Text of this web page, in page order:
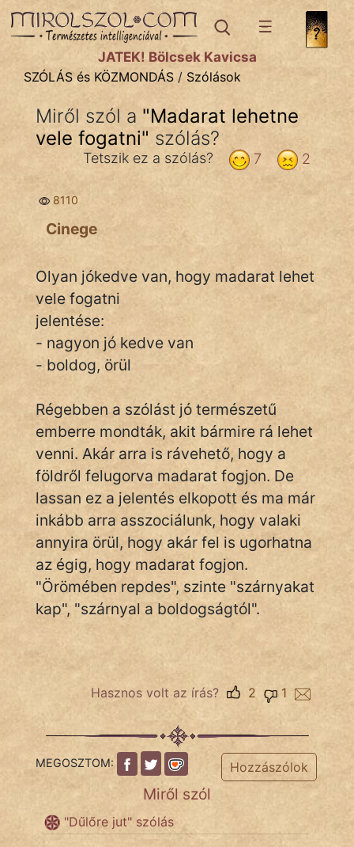
SZÓLÁS ÉS KÖZMONDÁStémák:
Bibliai
Közmondások
Szállóigék
Szóláscsoportok
Szólások
Tréfás
IRODALOM
SZÓLÁS
És
KÖZMONDÁS
PSZICHO
ZENE
FILM
TÖRTÉNELEM
Népszerű szerzőink:
fantom
JÁTÉK! Bölcsek Kavicsa
SZÓLÁS és KÖZMONDÁS / Szólások
Miről szól a "Madarat lehetne
vele fogatni" szólás?
2
7
Tetszik ez a szólás?
8110
Cinege
Olyan jókedve van, hogy madarat lehet
vele fogatni
jelentése:
- nagyon jó kedve van
- boldog, örül
Régebben a szólást jó természetű
emberre mondták, akit bármire rá lehet
venni. Akár arra is rávehető, hogy a
földről felugorva madarat fogjon. De
lassan ez a jelentés elkopott és ma már
inkább arra asszociálunk, hogy valaki
annyira örül, hogy akár fel is ugorhatna
az égig, hogy madarat fogjon.
"Örömében repdes", szinte "szárnyakat
kap", "szárnyal a boldogságtól".
Hasznos volt az írás? 1
2
MEGOSZTOM: Hozzászólok
Miről szól
"Dűlőre jut" szólás